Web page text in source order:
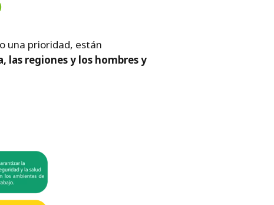
una prioridad, están
las regiones y los hombres y